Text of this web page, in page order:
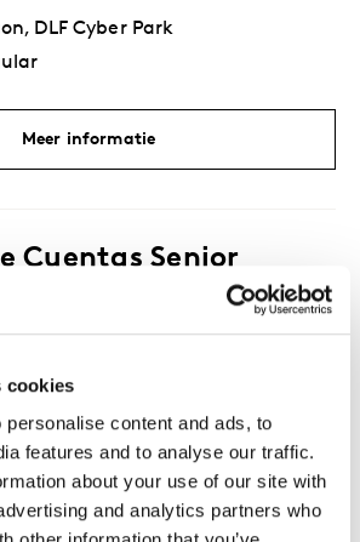
cookies
content and ads, to
features and to analyse our traffic.
about your use of our site with
and analytics partners who
DLF Cyber Park
Meer informatie
Cuentas Senior
de La Republica
Meer informatie